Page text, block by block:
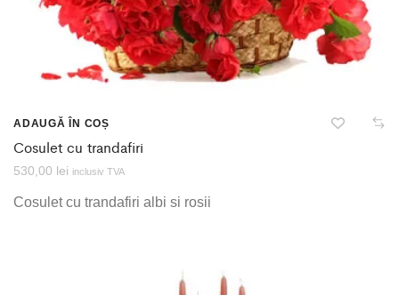
ADAUGĂ ÎN COȘ
Cosulet cu trandafiri
530,00 lei inclusiv TVA
Cosulet cu trandafiri albi si rosii